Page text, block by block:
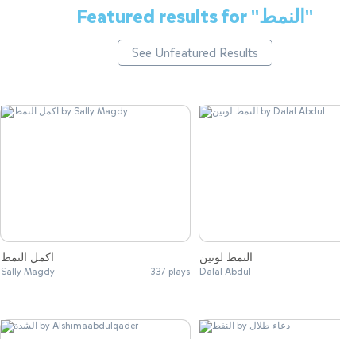
Featured results for "النمط"
See Unfeatured Results
اكمل النمط
Sally Magdy 337 plays
النمط لونين
Dalal Abdul